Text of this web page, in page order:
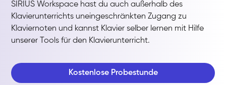
SIRIUS Workspace hast du auch außerhalb des
Klavierunterrichts uneingeschränkten Zugang zu
Klaviernoten und kannst Klavier selber lernen mit Hilfe
unserer Tools für den Klavierunterricht.
Kostenlose Probestunde